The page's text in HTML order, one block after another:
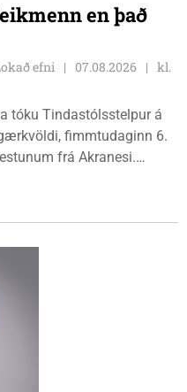
en það
efni 07.08.2026
kl.
tóku Tindastólsstelpur á
fimmtudaginn 6.
frá Akranesi.
leikmenn en þær dönsku